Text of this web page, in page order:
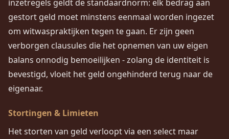
inzetregels geldt de standaardnorm: elk bedrag aan
gestort geld moet minstens eenmaal worden ingezet
om witwaspraktijken tegen te gaan. Er zijn geen
verborgen clausules die het opnemen van uw eigen
balans onnodig bemoeilijken - zolang de identiteit is
bevestigd, vloeit het geld ongehinderd terug naar de
eigenaar.
Stortingen & Limieten
Het storten van geld verloopt via een select maar